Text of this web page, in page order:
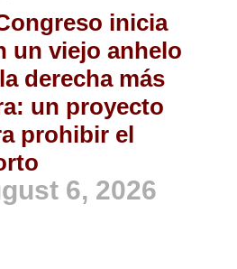
inicia
un viejo anhelo
derecha más
un proyecto
prohibir el
6, 2026